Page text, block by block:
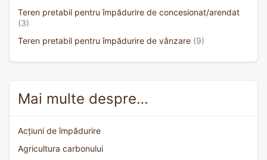
Teren pretabil pentru împădurire de concesionat/arendat
(3)
Teren pretabil pentru împădurire de vânzare (9)
Mai multe despre…
Acțiuni de împădurire
Agricultura carbonului